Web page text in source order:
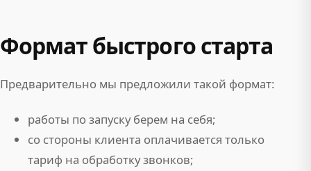
Формат быстрого старта
Предварительно мы предложили такой формат:
работы по запуску берем на себя;
со стороны клиента оплачивается только
тариф на обработку звонков;